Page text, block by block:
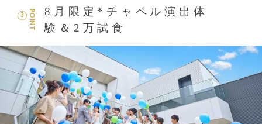
POINT
3
8月限定*チャペル演出体
験＆2万試食